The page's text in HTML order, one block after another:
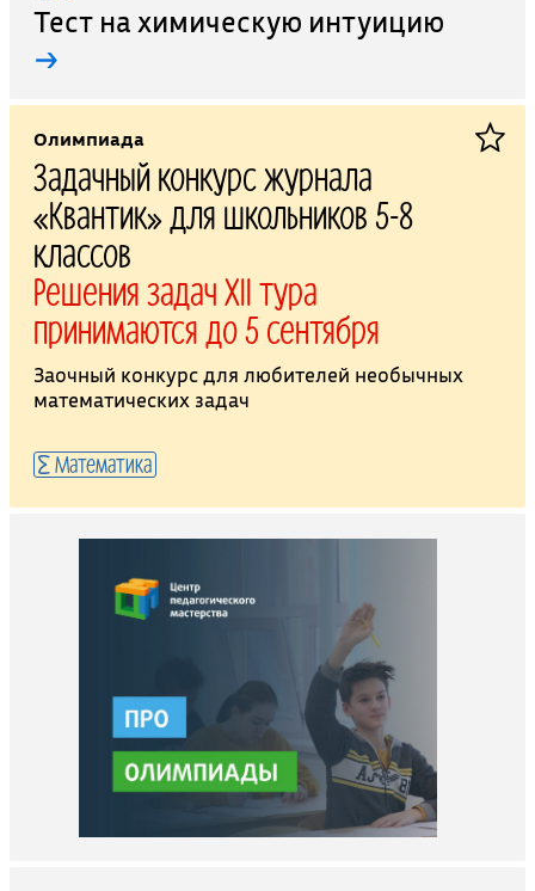
Тест на химическую интуицию
→
Олимпиада
Задачный конкурс журнала
«Квантик» для школьников 5-8
классов
Решения задач XII тура
принимаются до 5 сентября
Заочный конкурс для любителей необычных
математических задач
Математика